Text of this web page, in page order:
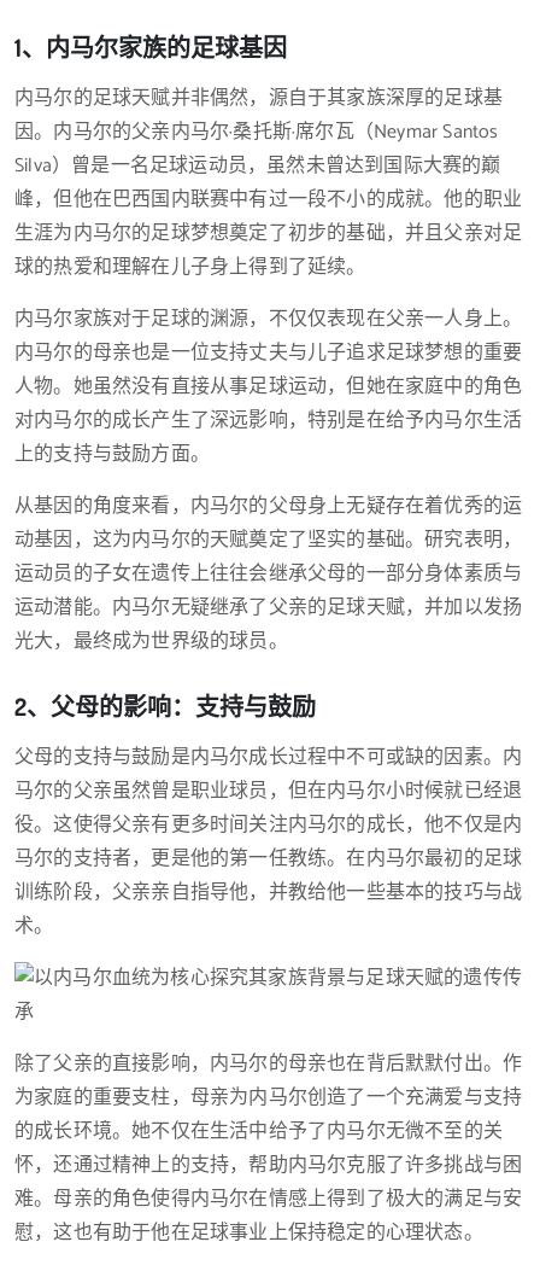
1、内马尔家族的足球基因
内马尔的足球天赋并非偶然，源自于其家族深厚的足球基
因。内马尔的父亲内马尔·桑托斯·席尔瓦（Neymar Santos
Silva）曾是一名足球运动员，虽然未曾达到国际大赛的巅
峰，但他在巴西国内联赛中有过一段不小的成就。他的职业
生涯为内马尔的足球梦想奠定了初步的基础，并且父亲对足
球的热爱和理解在儿子身上得到了延续。
内马尔家族对于足球的渊源，不仅仅表现在父亲一人身上。
内马尔的母亲也是一位支持丈夫与儿子追求足球梦想的重要
人物。她虽然没有直接从事足球运动，但她在家庭中的角色
对内马尔的成长产生了深远影响，特别是在给予内马尔生活
上的支持与鼓励方面。
从基因的角度来看，内马尔的父母身上无疑存在着优秀的运
动基因，这为内马尔的天赋奠定了坚实的基础。研究表明，
运动员的子女在遗传上往往会继承父母的一部分身体素质与
运动潜能。内马尔无疑继承了父亲的足球天赋，并加以发扬
光大，最终成为世界级的球员。
2、父母的影响：支持与鼓励
父母的支持与鼓励是内马尔成长过程中不可或缺的因素。内
马尔的父亲虽然曾是职业球员，但在内马尔小时候就已经退
役。这使得父亲有更多时间关注内马尔的成长，他不仅是内
马尔的支持者，更是他的第一任教练。在内马尔最初的足球
训练阶段，父亲亲自指导他，并教给他一些基本的技巧与战
术。
除了父亲的直接影响，内马尔的母亲也在背后默默付出。作
为家庭的重要支柱，母亲为内马尔创造了一个充满爱与支持
的成长环境。她不仅在生活中给予了内马尔无微不至的关
怀，还通过精神上的支持，帮助内马尔克服了许多挑战与困
难。母亲的角色使得内马尔在情感上得到了极大的满足与安
慰，这也有助于他在足球事业上保持稳定的心理状态。